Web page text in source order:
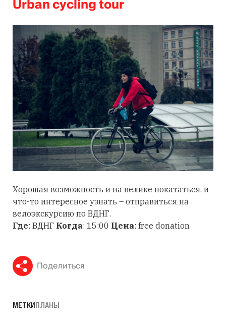
Urban cycling tour
Хорошая возможность и на велике покататься, и
что-то интересное узнать – отправиться на
велоэкскурсию по ВДНГ.
Где: ВДНГ Когда: 15:00 Цена: free donation
Поделиться
МЕТКИПЛАНЫ